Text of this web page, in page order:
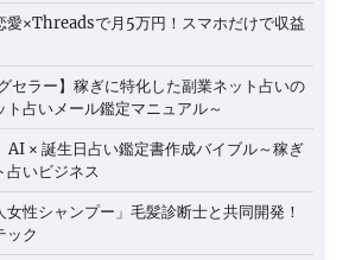
愛×Threadsで月5万円！スマホだけで収益
セラー】稼ぎに特化した副業ネット占いの
占いメール鑑定マニュアル～
AI × 誕生日占い鑑定書作成バイブル～稼ぎ
占いビジネス
女性シャンプー」毛髪診断士と共同開発！
ック